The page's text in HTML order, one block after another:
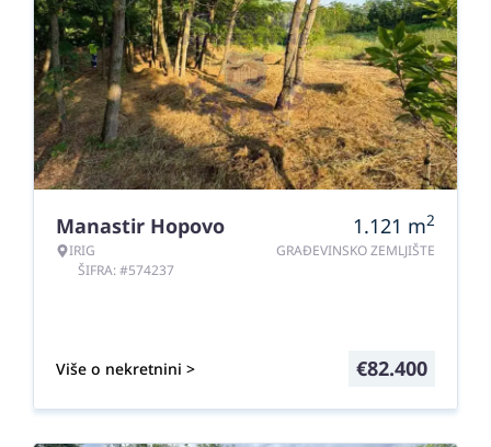
Manastir Hopovo
IRIG
ŠIFRA: #574237
1.121 m2
GRAĐEVINSKO ZEMLJIŠTE
Više o nekretnini > €82.400